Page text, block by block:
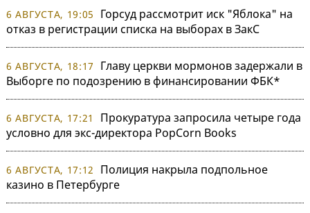
6 АВГУСТА, 19:05
Горсуд рассмотрит иск "Яблока" на
отказ в регистрации списка на выборах в ЗакС
6 АВГУСТА, 18:17
Главу церкви мормонов задержали в
Выборге по подозрению в финансировании ФБК*
6 АВГУСТА, 17:21
Прокуратура запросила четыре года
условно для экс-директора PopCorn Books
6 АВГУСТА, 17:12
Полиция накрыла подпольное
казино в Петербурге